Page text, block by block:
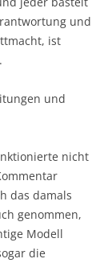
und
ist
und
nicht
das damals
genommen,
Modell
die